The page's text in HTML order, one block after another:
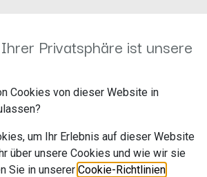
Ø200mm
271320-28
Privatsphäre ist unsere
Cookies von dieser Website in
um Ihr Erlebnis auf dieser Website
über unsere Cookies und wie wir sie
Sie in unserer Cookie-Richtlinien